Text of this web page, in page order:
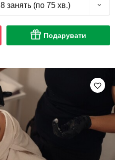
8 занять (по 75 хв.)
Подарувати